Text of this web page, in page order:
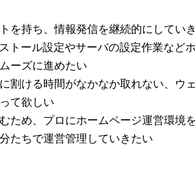
を持ち、情報発信を継続的にしてい
トール設定やサーバの設定作業など
ーズに進めたい
割ける時間がなかなか取れない、ウ
て欲しい
ため、プロにホームページ運営環境
たちで運営管理していきたい